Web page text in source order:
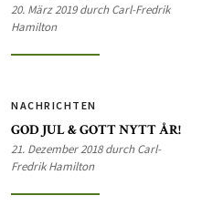
20. März 2019 durch Carl-Fredrik
Hamilton
NACHRICHTEN
GOD JUL & GOTT NYTT ÅR!
21. Dezember 2018 durch Carl-
Fredrik Hamilton